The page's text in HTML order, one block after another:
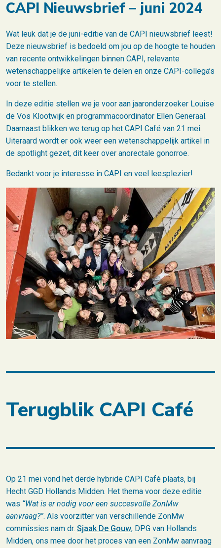
CAPI Nieuwsbrief – juni 2024
Wat leuk dat je de juni-editie van de CAPI nieuwsbrief leest!
Deze nieuwsbrief is bedoeld om jou op de hoogte te houden
van recente ontwikkelingen binnen CAPI, relevante
wetenschappelijke artikelen te delen en onze CAPI-collega’s
voor te stellen.
In deze editie stellen we je voor aan jaaronderzoeker Louise
de Vos Klootwijk en programmacoördinator Ellen Generaal.
Daarnaast blikken we terug op het CAPI Café van 21 mei.
Uiteraard wordt er ook weer een wetenschappelijk artikel in
de spotlight gezet, dit keer over anorectale gonorroe.
Bedankt voor je interesse in CAPI en veel leesplezier!
Terugblik CAPI Café
Op 21 mei vond het derde hybride CAPI Café plaats, bij
Hecht GGD Hollands Midden. Het thema voor deze editie
was “Wat is er nodig voor een succesvolle ZonMw
aanvraag?”. Als voorzitter van verschillende ZonMw
commissies nam dr. Sjaak De Gouw, DPG van Hollands
Midden, ons mee door het proces van een ZonMw aanvraag